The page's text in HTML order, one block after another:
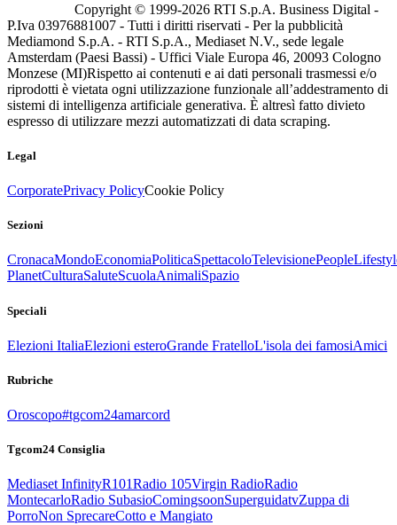
Copyright © 1999-2026 RTI S.p.A. Business Digital -
P.Iva 03976881007 - Tutti i diritti riservati - Per la pubblicità
Mediamond S.p.A. - RTI S.p.A., Mediaset N.V., sede legale
Amsterdam (Paesi Bassi) - Uffici Viale Europa 46, 20093 Cologno
Monzese (MI)Rispetto ai contenuti e ai dati personali trasmessi e/o
riprodotti è vietata ogni utilizzazione funzionale all’addestramento di
sistemi di intelligenza artificiale generativa. È altresì fatto divieto
espresso di utilizzare mezzi automatizzati di data scraping.
Legal
CorporatePrivacy PolicyCookie Policy
Sezioni
CronacaMondoEconomiaPoliticaSpettacoloTelevisionePeople
PlanetCulturaSaluteScuolaAnimaliSpazio
Speciali
Elezioni ItaliaElezioni esteroGrande FratelloL'isola dei famosiAmici
Rubriche
Oroscopo#tgcom24amarcord
Tgcom24 Consiglia
Mediaset InfinityR101Radio 105Virgin RadioRadio
MontecarloRadio SubasioComingsoonSuperguidatvZuppa di
PorroNon SprecareCotto e Mangiato